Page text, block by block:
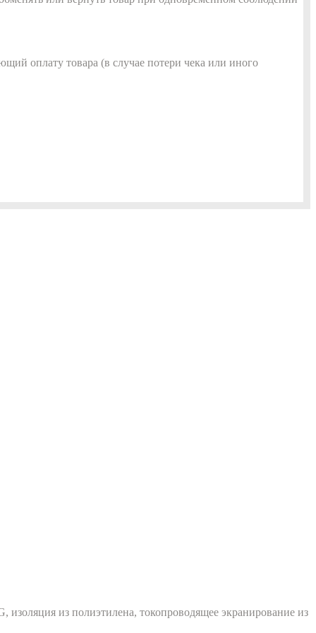
оплату товара (в случае потери чека или иного
из полиэтилена, токопроводящее экранирование из